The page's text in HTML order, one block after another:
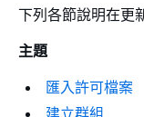
下列各節說明在更
主題
匯入許可檔案
建立群組